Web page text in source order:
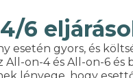
6
esetén gyors, és
on-4 és All-on-6 és